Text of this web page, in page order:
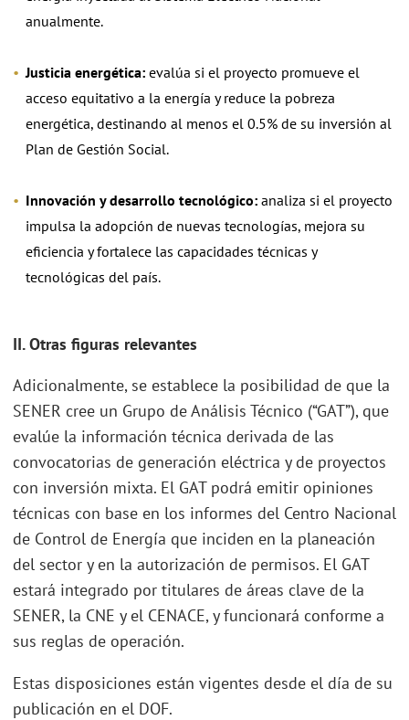
anualmente.
Justicia energética: evalúa si el proyecto promueve el
acceso equitativo a la energía y reduce la pobreza
energética, destinando al menos el 0.5% de su inversión al
Plan de Gestión Social.
Innovación y desarrollo tecnológico: analiza si el proyecto
impulsa la adopción de nuevas tecnologías, mejora su
eficiencia y fortalece las capacidades técnicas y
tecnológicas del país.
II. Otras figuras relevantes
Adicionalmente, se establece la posibilidad de que la
SENER cree un Grupo de Análisis Técnico (“GAT”), que
evalúe la información técnica derivada de las
convocatorias de generación eléctrica y de proyectos
con inversión mixta. El GAT podrá emitir opiniones
técnicas con base en los informes del Centro Nacional
de Control de Energía que inciden en la planeación
del sector y en la autorización de permisos. El GAT
estará integrado por titulares de áreas clave de la
SENER, la CNE y el CENACE, y funcionará conforme a
sus reglas de operación.
Estas disposiciones están vigentes desde el día de su
publicación en el DOF.